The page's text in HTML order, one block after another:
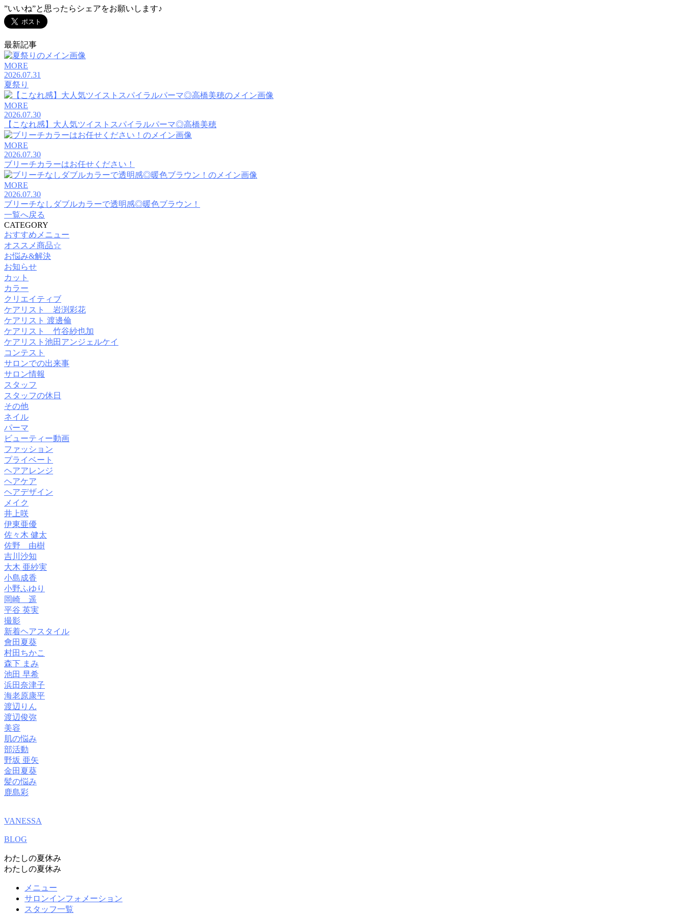
”いいね”と思ったらシェアをお願いします♪
最新記事
MORE
2026.07.31
夏祭り
MORE
2026.07.30
【こなれ感】大人気ツイストスパイラルパーマ◎高橋美穂
MORE
2026.07.30
ブリーチカラーはお任せください！
MORE
2026.07.30
ブリーチなしダブルカラーで透明感◎暖色ブラウン！
一覧へ戻る
CATEGORY
おすすめメニュー
オススメ商品☆
お悩み&解決
お知らせ
カット
カラー
クリエイティブ
ケアリスト 岩渕彩花
ケアリスト 渡邊倫
ケアリスト 竹谷紗也加
ケアリスト池田アンジェルケイ
コンテスト
サロンでの出来事
サロン情報
スタッフ
スタッフの休日
その他
ネイル
パーマ
ビューティー動画
ファッション
プライベート
ヘアアレンジ
ヘアケア
ヘアデザイン
メイク
井上咲
伊東亜優
佐々木 健太
佐野 由樹
吉川沙知
大木 亜紗実
小島成香
小野ふゆり
岡崎 遥
平谷 英実
撮影
新着ヘアスタイル
會田夏葵
村田ちかこ
森下 まみ
池田 早希
浜田奈津子
海老原康平
渡辺りん
渡辺俊弥
美容
肌の悩み
部活動
野坂 亜矢
金田夏葵
髪の悩み
鹿島彩
VANESSA
BLOG
わたしの夏休み
わたしの夏休み
メニュー
サロンインフォメーション
スタッフ一覧